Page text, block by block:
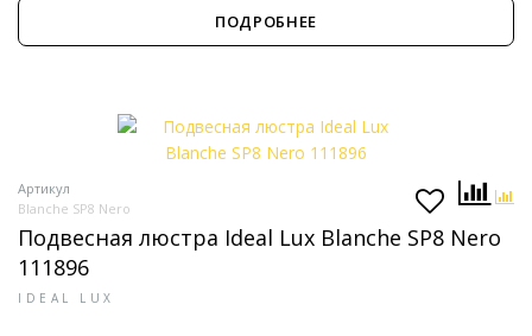
ПОДРОБНЕЕ
Артикул
Blanche SP8 Nero
Подвесная люстра Ideal Lux Blanche SP8 Nero
111896
IDEAL LUX